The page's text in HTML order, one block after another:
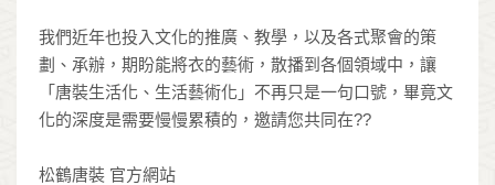
我們近年也投入文化的推廣、教學，以及各式聚會的策
劃、承辦，期盼能將衣的藝術，散播到各個領域中，讓
「唐裝生活化、生活藝術化」不再只是一句口號，畢竟文
化的深度是需要慢慢累積的，邀請您共同在??
松鶴唐裝 官方網站